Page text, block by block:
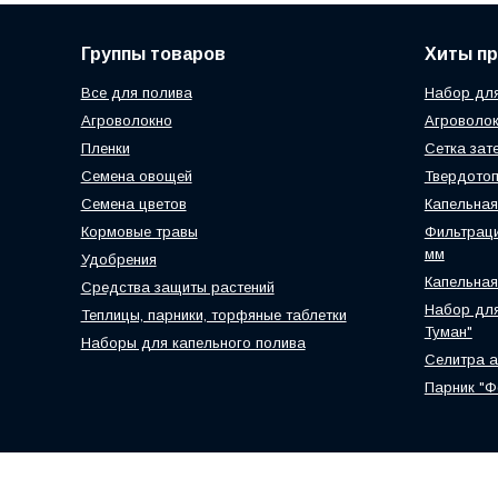
Группы товаров
Все для полива
Агроволокно
Пленки
Семена овощей
Семена цветов
Кормовые травы
Удобрения
Средства защиты растений
Теплицы, парники, торфяные таблетки
Наборы для капельного полива
Хиты
Набор
Сетка
мм
Набор
Туман"
Селитра
Парник